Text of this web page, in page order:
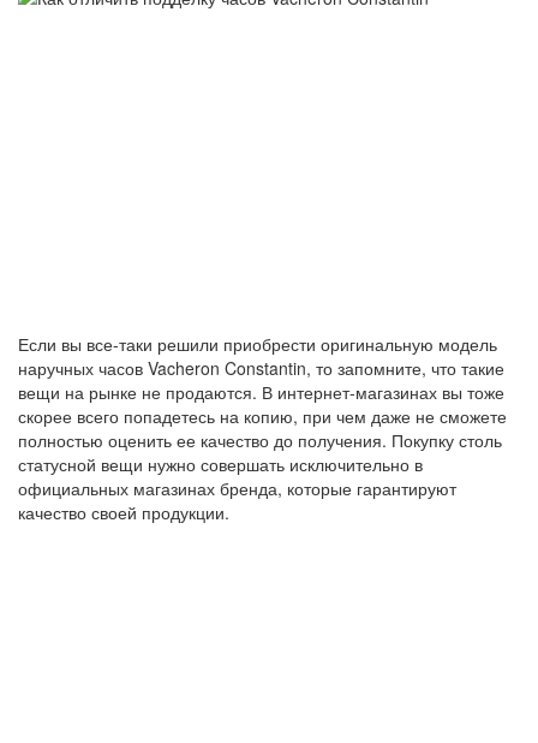
Если вы все-таки решили приобрести оригинальную модель
наручных часов Vacheron Constantin, то запомните, что такие
вещи на рынке не продаются. В интернет-магазинах вы тоже
скорее всего попадетесь на копию, при чем даже не сможете
полностью оценить ее качество до получения. Покупку столь
статусной вещи нужно совершать исключительно в
официальных магазинах бренда, которые гарантируют
качество своей продукции.